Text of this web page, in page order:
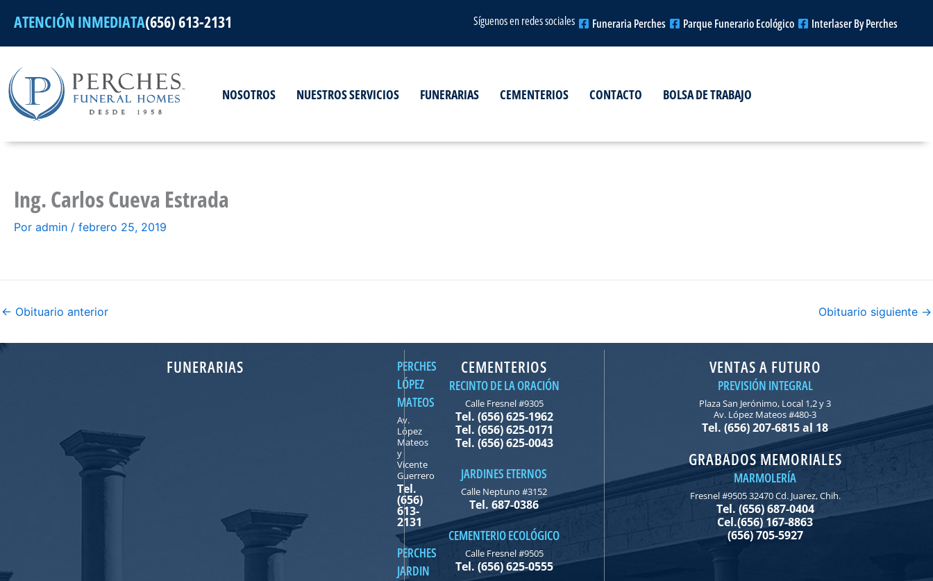
contenido
ATENCIÓN INMEDIATA(656) 613-2131 Síguenos en redes sociales Funeraria Perches Parque Funerario Ecológico Interlaser By Perches
NOSOTROS NUESTROS SERVICIOS FUNERARIAS CEMENTERIOS CONTACTO BOLSA DE TRABAJO
Ing. Carlos Cueva Estrada
Por admin / febrero 25, 2019
← Obituario anterior Obituario siguiente →
FUNERARIAS
PERCHES
LÓPEZ
MATEOS
Av.
López
Mateos
y
Vicente
Guerrero
Tel.
(656)
613-
2131
PERCHES
JARDIN
CEMENTERIOS
RECINTO DE LA ORACIÓN
Calle Fresnel #9305
Tel. (656) 625-1962
Tel. (656) 625-0171
Tel. (656) 625-0043
JARDINES ETERNOS
Calle Neptuno #3152
Tel. 687-0386
CEMENTERIO ECOLÓGICO
Calle Fresnel #9505
Tel. (656) 625-0555
VENTAS A FUTURO
PREVISIÓN INTEGRAL
Plaza San Jerónimo, Local 1,2 y 3
Av. López Mateos #480-3
Tel. (656) 207-6815 al 18
GRABADOS MEMORIALES
MARMOLERÍA
Fresnel #9505 32470 Cd. Juarez, Chih.
Tel. (656) 687-0404
Cel.(656) 167-8863
(656) 705-5927